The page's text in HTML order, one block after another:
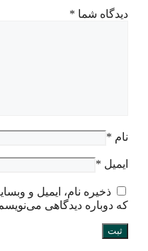
دیدگاه شما *
نام *
ایمیل *
ذخیره نام، ایمیل و
که دوباره دیدگاهی